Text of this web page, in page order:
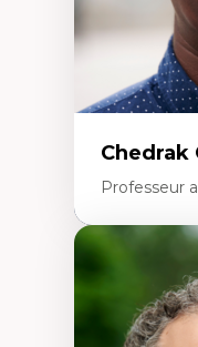
Chedrak
Professeur
Économie
Modèles
Histoire